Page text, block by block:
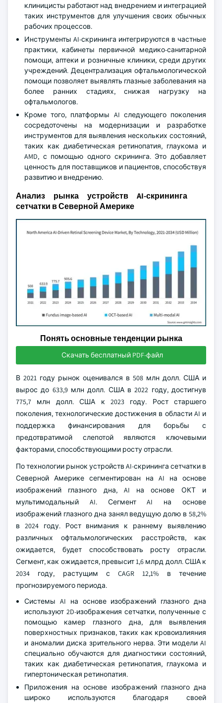
клиницисты работают над внедрением и интеграцией
таких инструментов для улучшения своих обычных
рабочих процессов.
Инструменты AI-скрининга интегрируются в частные
практики, кабинеты первичной медико-санитарной
помощи, аптеки и розничные клиники, среди других
учреждений. Децентрализация офтальмологической
помощи позволяет выявлять глазные заболевания на
более ранних стадиях, снижая нагрузку на
офтальмологов.
Кроме того, платформы AI следующего поколения
сосредоточены на модернизации и разработке
инструментов для выявления нескольких состояний,
таких как диабетическая ретинопатия, глаукома и
AMD, с помощью одного скрининга. Это добавляет
ценность для поставщиков и пациентов, способствуя
развитию и внедрению.
Анализ рынка устройств AI-скрининга
сетчатки в Северной Америке
Понять основные тенденции рынка
Скачать бесплатный PDF-файл
В 2021 году рынок оценивался в 508 млн долл. США и
вырос до 633,9 млн долл. США в 2022 году, достигнув
775,7 млн долл. США к 2023 году. Рост старшего
поколения, технологические достижения в области AI и
поддержка финансирования для борьбы с
предотвратимой слепотой являются ключевыми
факторами, способствующими росту отрасли.
По технологии рынок устройств AI-скрининга сетчатки в
Северной Америке сегментирован на AI на основе
изображений глазного дна, AI на основе ОКТ и
мультимодальный AI. Сегмент AI на основе
изображений глазного дна занял ведущую долю в 58,2%
в 2024 году. Рост внимания к раннему выявлению
различных офтальмологических расстройств, как
ожидается, будет способствовать росту отрасли.
Сегмент, как ожидается, превысит 1,6 млрд долл. США к
2034 году, растущим с CAGR 12,1% в течение
прогнозируемого периода.
Системы AI на основе изображений глазного дна
используют 2D-изображения сетчатки, полученные с
помощью камер глазного дна, для выявления
поверхностных признаков, таких как кровоизлияния
и аномалии диска зрительного нерва. Эти модели AI
специально обучаются для диагностики состояний,
таких как диабетическая ретинопатия, глаукома и
гипертоническая ретинопатия.
Приложения на основе изображений глазного дна
широко используются благодаря своей